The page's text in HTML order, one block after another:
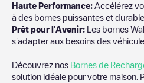
Haute Performance: Accélérez
à des bornes puissantes et
Prêt pour l'Avenir: Les bornes
s'adapter aux besoins des
Découvrez nos Bornes de
solution idéale pour votre maison.